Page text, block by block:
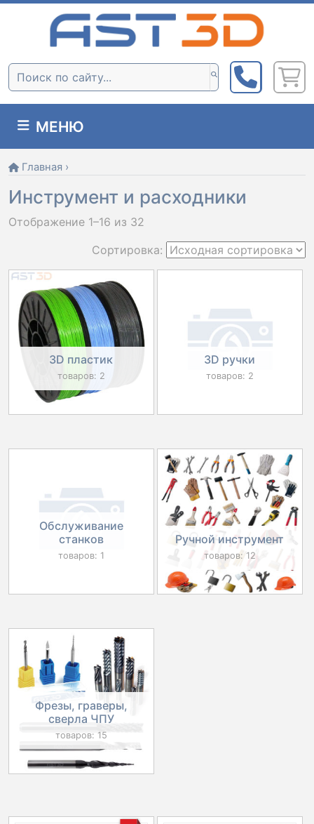
Skip
Поиск:
МЕНЮ
Главная ›
Инструмент и расходники
Отображение 1–16 из 32
3D пластик
товаров: 2
3D ручки
товаров: 2
Обслуживание
станков
товаров: 1
Ручной инструмент
товаров: 12
Фрезы, граверы,
сверла ЧПУ
товаров: 15